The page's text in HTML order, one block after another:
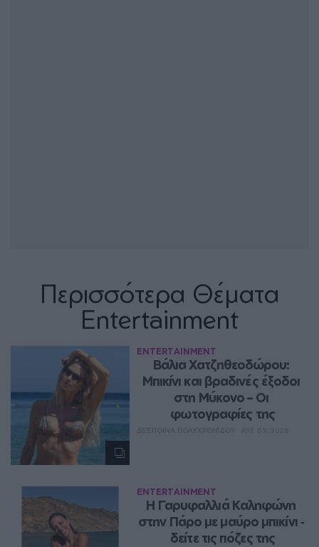
Περισσότερα Θέματα
Entertainment
ENTERTAINMENT
Βάλια Χατζηθεοδώρου:
Μπικίνι και βραδινές έξοδοι
στη Μύκονο – Οι
φωτογραφίες της
ENTERTAINMENT
Η Γαρυφαλλιά Καληφώνη
στην Πάρο με μαύρο μπικίνι ‑
δείτε τις πόζες της